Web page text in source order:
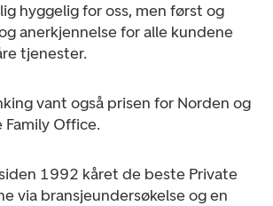
hyggelig for oss, men først og
anerkjennelse for alle kundene
tjenester.
vant også prisen for Norden og
Office.
1992 kåret de beste Private
via bransjeundersøkelse og en